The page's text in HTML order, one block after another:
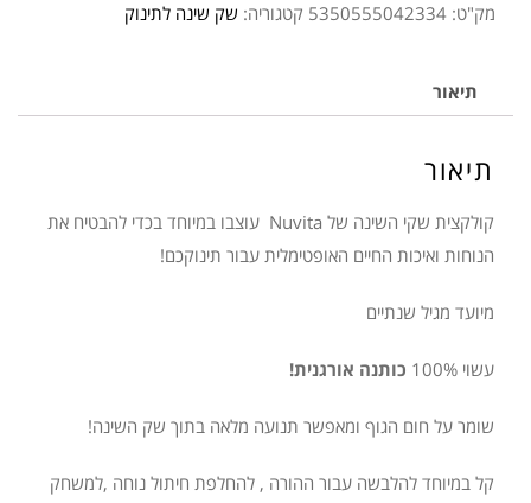
שינה+רגליות
לתינוק
2Y
NORDIC
מק"ט: 5350555042334 קטגוריה: שק שינה לתינוק
תיאור
תיאור
קולקצית שקי השינה של Nuvita עוצבו במיוחד בכדי להבטיח את
הנוחות ואיכות החיים האופטימלית עבור תינוקכם!
מיועד מגיל שנתיים
עשוי 100% כותנה אורגנית!
שומר על חום הגוף ומאפשר תנועה מלאה בתוך שק השינה!
קל במיוחד להלבשה עבור ההורה , להחלפת חיתול נוחה ,למשחק